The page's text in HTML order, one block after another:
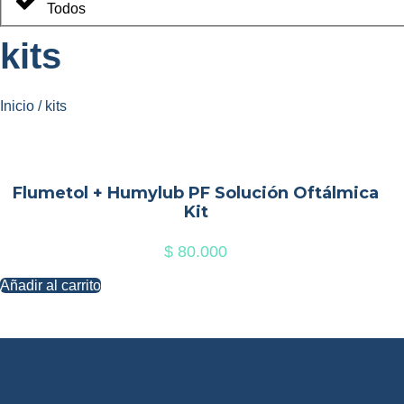
Todos
kits
Inicio / kits
Flumetol + Humylub PF Solución Oftálmica
Kit
$ 80.000
Añadir al carrito